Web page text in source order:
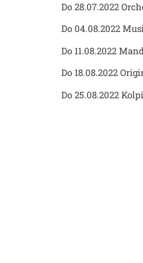
Do 28.07.2022
Do 04.08.2022
Do 11.08.2022
Do 18.08.2022
Do 25.08.2022